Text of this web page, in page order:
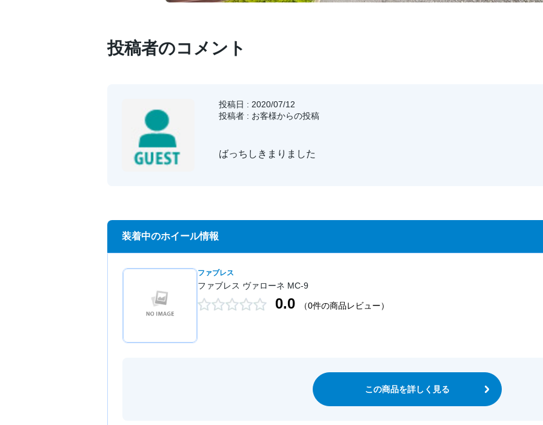
投稿者のコメント
投稿日 : 2020/07/12
投稿者 : お客様からの投稿
ばっちしきまりました
装着中のホイール情報
ファブレス
ファブレス ヴァローネ MC-9
0.0 （0件の商品レビュー）
この商品を詳しく見る